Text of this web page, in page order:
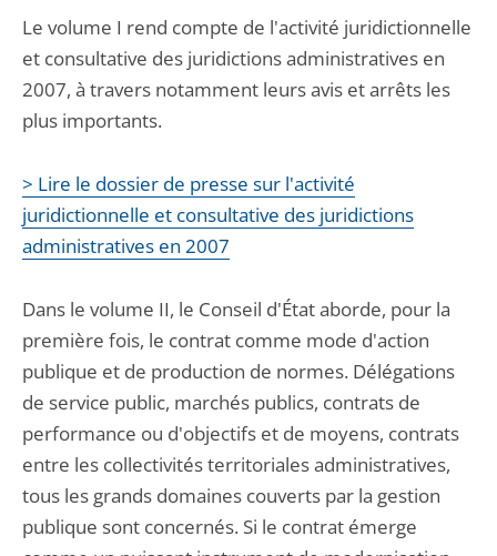
Le volume I rend compte de l'activité juridictionnelle
et consultative des juridictions administratives en
2007, à travers notamment leurs avis et arrêts les
plus importants.
> Lire le dossier de presse sur l'activité
juridictionnelle et consultative des juridictions
administratives en 2007
Dans le volume II, le Conseil d'État aborde, pour la
première fois, le contrat comme mode d'action
publique et de production de normes. Délégations
de service public, marchés publics, contrats de
performance ou d'objectifs et de moyens, contrats
entre les collectivités territoriales administratives,
tous les grands domaines couverts par la gestion
publique sont concernés. Si le contrat émerge